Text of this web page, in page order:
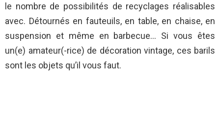
le nombre de possibilités de recyclages réalisables
avec. Détournés en fauteuils, en table, en chaise, en
suspension et même en barbecue… Si vous êtes
un(e) amateur(-rice) de décoration vintage, ces barils
sont les objets qu’il vous faut.